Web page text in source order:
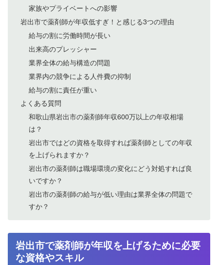
家族やプライベートへの影響
岩出市で薬剤師が年収低すぎ！と感じる3つの理由
給与の割に労働時間が長い
出来高のプレッシャー
業界全体の給与構造の問題
業界内の競争による人件費の抑制
給与の割に責任が重い
よくある質問
和歌山県岩出市の薬剤師年収600万以上の年収相場
は？
岩出市ではどの資格を取得すれば薬剤師としての年収
を上げられますか？
岩出市の薬剤師は職場環境の変化にどう対処すれば良
いですか？
岩出市の薬剤師の給与が低い理由は業界全体の問題で
すか？
岩出市で薬剤師が年収を上げるために必要
な資格やスキル